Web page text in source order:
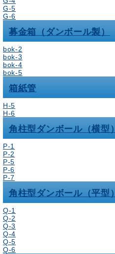
G-5
G-6
募金箱（ダンボール製）
bok-2
bok-3
bok-4
bok-5
箱紙管
H-5
H-6
角柱型ダンボール（横型）
P-1
P-2
P-5
P-6
P-7
角柱型ダンボール（平型）
Q-1
Q-2
Q-3
Q-4
Q-5
Q-6